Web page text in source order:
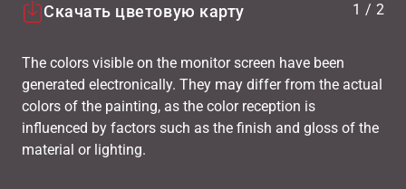
Скачать цветовую карту 1 / 2
The colors visible on the monitor screen have been
generated electronically. They may differ from the actual
colors of the painting, as the color reception is
influenced by factors such as the finish and gloss of the
material or lighting.